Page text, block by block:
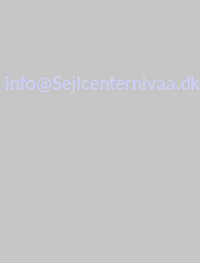
info@Sejlcenternivaa.dk